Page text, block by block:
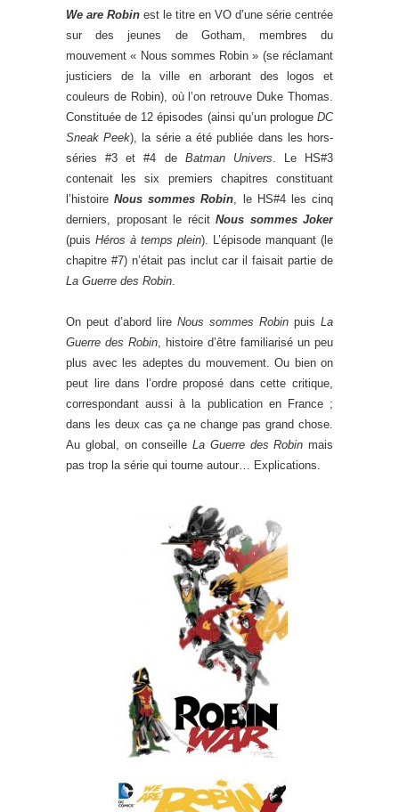
We are Robin est le titre en VO d’une série centrée
sur des jeunes de Gotham, membres du
mouvement « Nous sommes Robin » (se réclamant
justiciers de la ville en arborant des logos et
couleurs de Robin), où l’on retrouve Duke Thomas.
Constituée de 12 épisodes (ainsi qu’un prologue DC
Sneak Peek), la série a été publiée dans les hors-
séries #3 et #4 de Batman Univers. Le HS#3
contenait les six premiers chapitres constituant
l’histoireNous sommes Robin, le HS#4 les cinq
derniers, proposant le récit Nous sommes Joker
(puis Héros à temps plein). L’épisode manquant (le
chapitre #7) n’était pas inclut car il faisait partie de
La Guerre des Robin.
On peut d’abord lire Nous sommes Robin puis La
Guerre des Robin, histoire d’être familiarisé un peu
plus avec les adeptes du mouvement. Ou bien on
peut lire dans l’ordre proposé dans cette critique,
correspondant aussi à la publication en France ;
dans les deux cas ça ne change pas grand chose.
Au global, on conseille La Guerre des Robin mais
pas trop la série qui tourne autour… Explications.